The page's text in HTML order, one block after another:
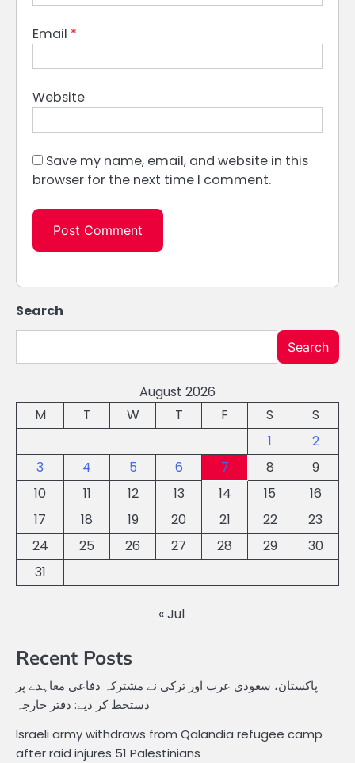
Email *
Website
Save my name, email, and website in this
browser for the next time I comment.
Search
Search
August 2026
M
T W T F S
S
1
2
3
4 5 6 7 8
9
10
11 12 13 14 15
16
17
18 19 20 21 22
23
24
25 26 27 28 29
30
31
« Jul
Recent Posts
پاکستان، سعودی عرب اور ترکی نے مشترکہ دفاعی معاہدے پر
دستخط کر دیے: دفتر خارجہ
Israeli army withdraws from Qalandia refugee camp
after raid injures 51 Palestinians